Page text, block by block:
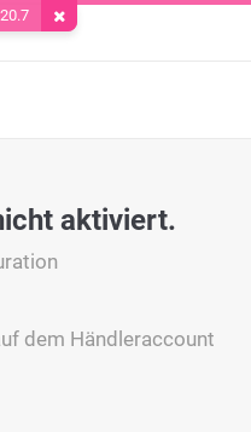
aktiviert.
dem Händleraccount
Cookie entfernen